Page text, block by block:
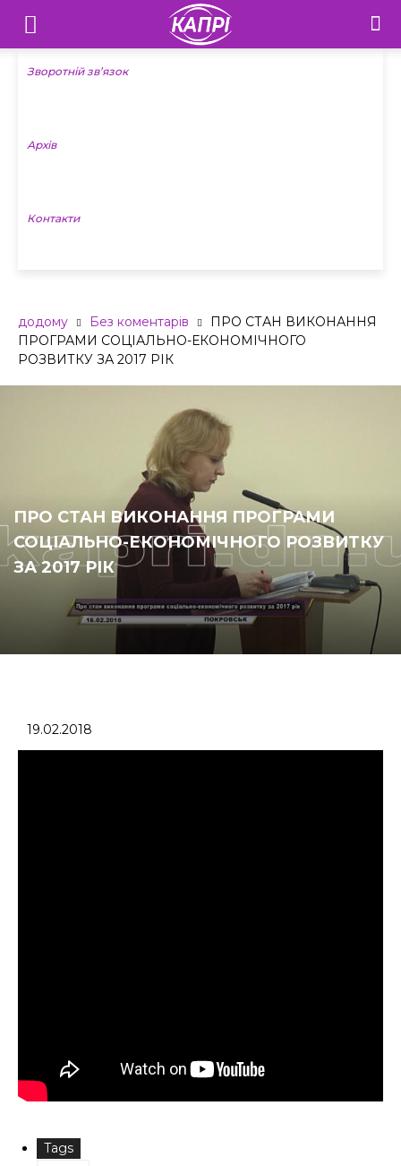
Телебачення
«Капрі»
Новини
Зворотній зв’язок
Архів
Контакти
додому Без коментарів
ПРО СТАН ВИКОНАННЯ
ПРОГРАМИ СОЦІАЛЬНО-ЕКОНОМІЧНОГО
РОЗВИТКУ ЗА 2017 РІК
ПРО СТАН ВИКОНАННЯ ПРОГРАМИ
СОЦІАЛЬНО-ЕКОНОМІЧНОГО РОЗВИТКУ
ЗА 2017 РІК
19.02.2018
Tags